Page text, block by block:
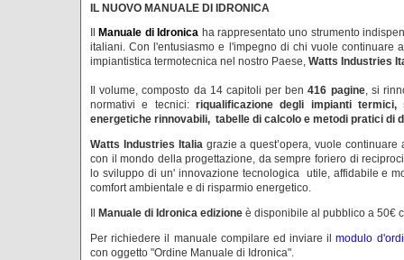
IL NUOVO MANUALE DI IDRONICA
IlManuale di Idronica ha rappresentato uno strumento
italiani. Con l'entusiasmo e l'impegno di chi vuole continuare
impiantistica termotecnica nel nostro Paese, Watts Industries
Il volume, composto da 14 capitoli per ben416 pagine, si
normativi e tecnici: riqualificazione degli impianti
energetiche rinnovabili, tabelle di calcolo e metodi pratici di
Watts Industries Italiagrazie a quest’opera, vuole continuare
con il mondo della progettazione, da sempre foriero di
lo sviluppo di un' innovazione tecnologica utile, affidabile e
comfort ambientale e di risparmio energetico.
Il Manuale di Idronica edizione è disponibile al pubblico a 50€
Per richiedere il manuale compilare ed inviare ilmodulo
con oggetto "Ordine Manuale di Idronica".